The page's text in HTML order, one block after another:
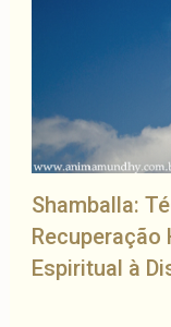
Shamballa:
Recuperação
Espiritual à